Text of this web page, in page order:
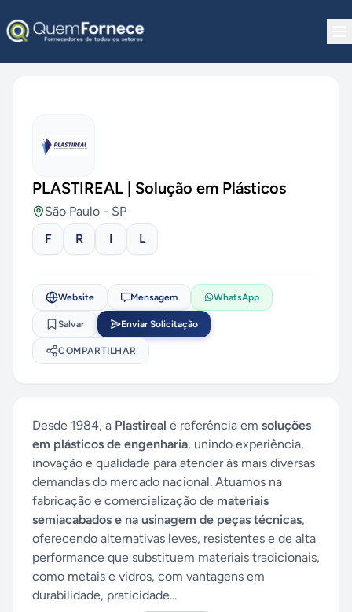
PLASTIREAL | Solução em Plásticos
São Paulo - SP
F
R I L
Website Mensagem WhatsApp
Salvar Enviar Solicitação
COMPARTILHAR
Desde 1984, a Plastireal é referência em soluções
em plásticos de engenharia, unindo experiência,
inovação e qualidade para atender às mais diversas
demandas do mercado nacional. Atuamos na
fabricação e comercialização de materiais
semiacabados e na usinagem de peças técnicas,
oferecendo alternativas leves, resistentes e de alta
performance que substituem materiais tradicionais,
como metais e vidros, com vantagens em
durabilidade, praticidade...